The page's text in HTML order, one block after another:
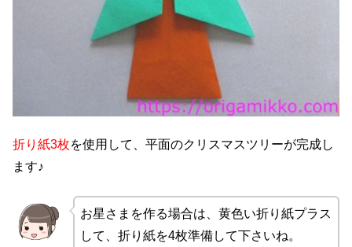
折り紙3枚を使用して、平面のクリスマスツリーが完成し
ます♪
お星さまを作る場合は、黄色い折り紙プラス
して、折り紙を4枚準備して下さいね。